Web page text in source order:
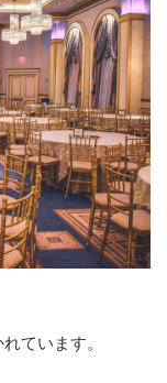
ています。